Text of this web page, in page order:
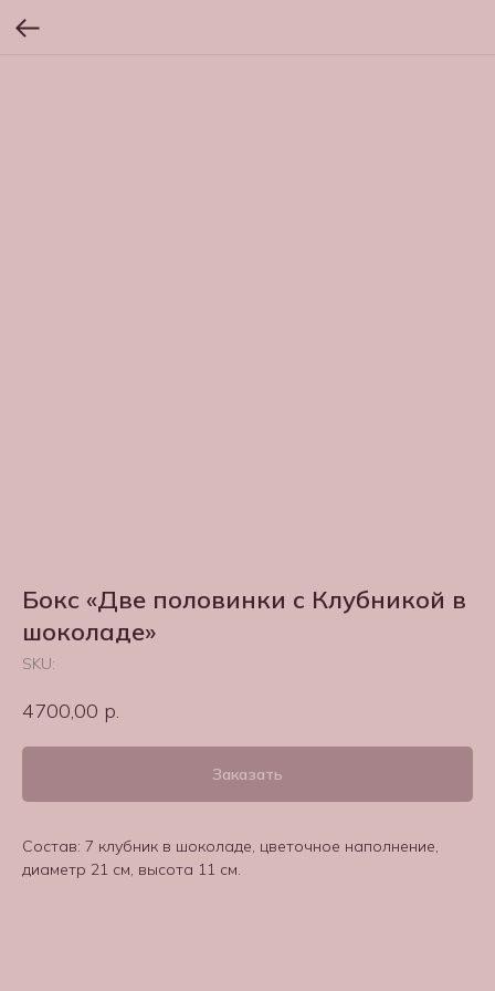
Бокс «Две половинки с Клубникой в
шоколаде»
SKU:
4700,00 р.
Заказать
Состав: 7 клубник в шоколаде, цветочное наполнение,
диаметр 21 см, высота 11 см.